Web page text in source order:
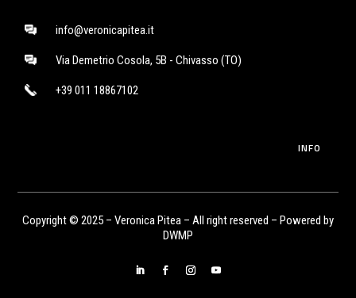
info@veronicapitea.it
Via Demetrio Cosola, 5B - Chivasso (TO)
+39 011 18867102
INFO
Copyright © 2025 – Veronica Pitea – All right reserved – Powered by
DWMP